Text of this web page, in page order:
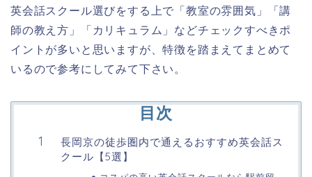
英会話スクール選びをする上で「教室の雰囲気」「講
師の教え方」「カリキュラム」などチェックすべきポ
イントが多いと思いますが、特徴を踏まえてまとめて
いるので参考にしてみて下さい。
目次
長岡京の徒歩圏内で通えるおすすめ英会話ス
クール【5選】